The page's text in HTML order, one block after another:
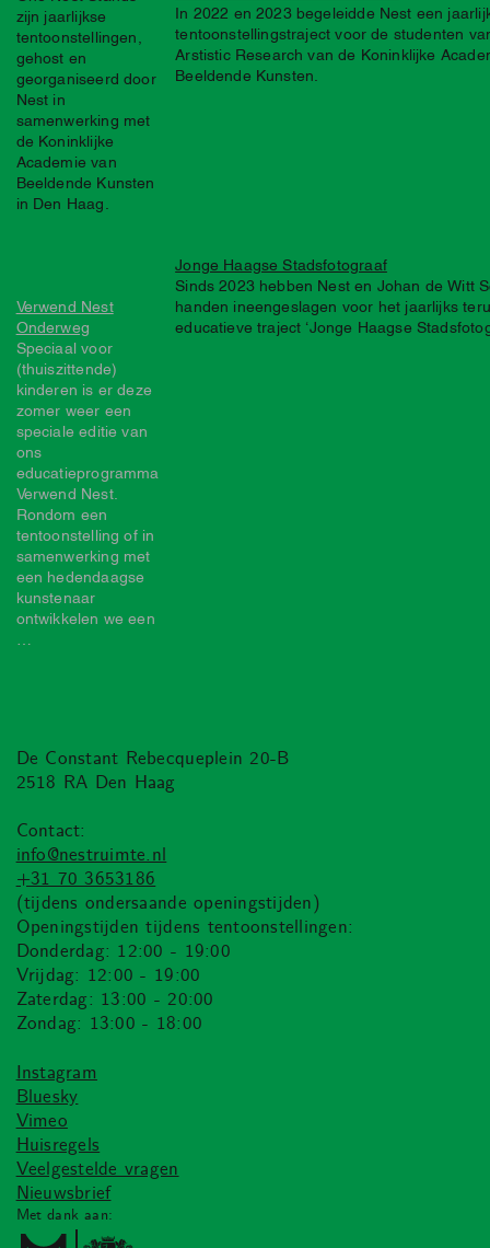
zijn jaarlijkse
tentoonstellingen,
gehost en
georganiseerd door
Nest in
samenwerking met
de Koninklijke
Academie van
Beeldende Kunsten
in Den Haag.
In 2022 en 2023 begeleidde Nest een
tentoonstellingstraject voor de studenten
Arstistic Research van de Koninklijke
Beeldende Kunsten.
Verwend Nest
Onderweg
Speciaal voor
(thuiszittende)
kinderen is er deze
zomer weer een
speciale editie van
ons
educatieprogramma
Verwend Nest.
Rondom een
tentoonstelling of in
samenwerking met
een hedendaagse
kunstenaar
ontwikkelen we een
Jonge Haagse Stadsfotograaf
Sinds 2023 hebben Nest en Johan de Witt
handen ineengeslagen voor het jaarlijks
educatieve traject ‘Jonge Haagse
De Constant Rebecqueplein 20-B
2518 RA Den Haag
Contact:
info@nestruimte.nl
+31 70 3653186
(tijdens ondersaande openingstijden)
Openingstijden tijdens tentoonstellingen:
Donderdag: 12:00 - 19:00
Vrijdag: 12:00 - 19:00
Zaterdag: 13:00 - 20:00
Zondag: 13:00 - 18:00
Instagram
Bluesky
Vimeo
Huisregels
Veelgestelde vragen
Nieuwsbrief
Met dank aan: